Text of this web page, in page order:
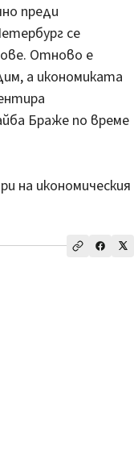
преди
се
Отново е
а икономиката
Браже по време
на икономическия